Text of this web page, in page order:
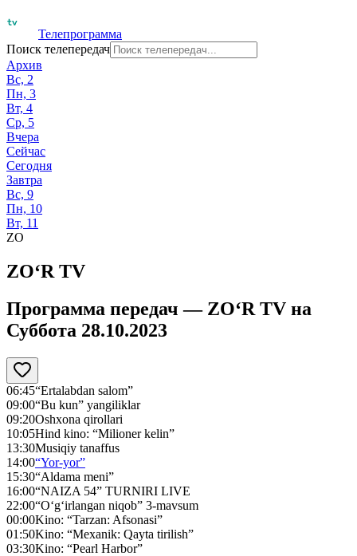
Телепрограмма
Поиск телепередач
Архив
Вс, 2
Пн, 3
Вт, 4
Ср, 5
Вчера
Сейчас
Сегодня
Завтра
Вс, 9
Пн, 10
Вт, 11
ZO
ZO‘R TV
Программа передач — ZO‘R TV на
Суббота 28.10.2023
06:45“Ertalabdan salom”
09:00“Bu kun” yangiliklar
09:20Oshxona qirollari
10:05Hind kino: “Milioner kelin”
13:30Musiqiy tanaffus
14:00“Yor-yor”
15:30“Aldama meni”
16:00“NAIZA 54” TURNIRI LIVE
22:00“O‘g‘irlangan niqob” 3-mavsum
00:00Kino: “Tarzan: Afsonasi”
01:50Kino: “Mexanik: Qayta tirilish”
03:30Kino: “Pearl Harbor”